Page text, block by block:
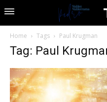
Home Tags Paul Krugman
Tag: Paul